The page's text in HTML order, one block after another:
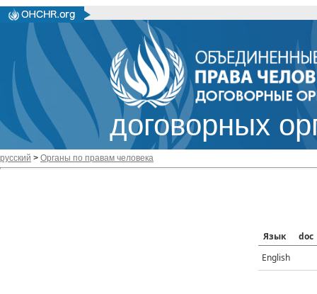
договорных
русский > Органы по правам человека
Язык
doc
English